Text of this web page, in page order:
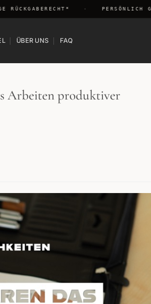
PERSÖNLICH
ÜBER UNS FAQ
Arbeiten produktiver